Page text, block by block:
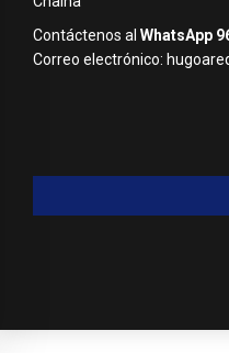
Contáctenos al WhatsApp
Correo electrónico: